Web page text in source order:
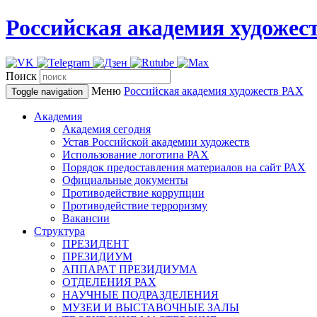
Российская академия
Поиск
Toggle navigation Меню Российская академия художеств РАХ
Академия
Академия сегодня
Устав Российской академии художеств
Использование логотипа РАХ
Порядок предоставления материалов на сайт РАХ
Официальные документы
Противодействие коррупции
Противодействие терроризму
Вакансии
Структура
ПРЕЗИДЕНТ
ПРЕЗИДИУМ
АППАРАТ ПРЕЗИДИУМА
ОТДЕЛЕНИЯ РАХ
НАУЧНЫЕ ПОДРАЗДЕЛЕНИЯ
МУЗЕИ И ВЫСТАВОЧНЫЕ ЗАЛЫ